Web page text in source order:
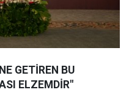
GETİREN BU
ELZEMDİR"